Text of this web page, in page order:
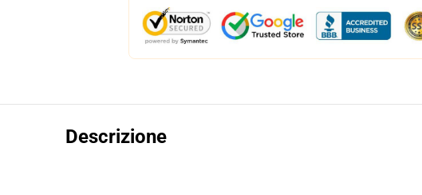
Descrizione